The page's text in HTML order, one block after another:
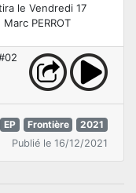
le Vendredi 17
PERROT
EP Frontière
2021
Publié le 16/12/2021